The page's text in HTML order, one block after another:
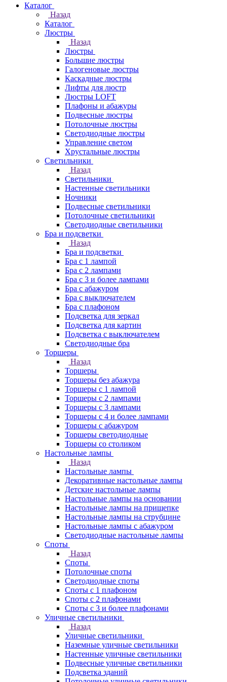
Каталог
Назад
Каталог
Люстры
Назад
Люстры
Большие люстры
Галогеновые люстры
Каскадные люстры
Лифты для люстр
Люстры LOFT
Плафоны и абажуры
Подвесные люстры
Потолочные люстры
Светодиодные люстры
Управление светом
Хрустальные люстры
Светильники
Назад
Светильники
Настенные светильники
Ночники
Подвесные светильники
Потолочные светильники
Светодиодные светильники
Бра и подсветки
Назад
Бра и подсветки
Бра с 1 лампой
Бра с 2 лампами
Бра с 3 и более лампами
Бра с абажуром
Бра с выключателем
Бра с плафоном
Подсветка для зеркал
Подсветка для картин
Подсветка с выключателем
Светодиодные бра
Торшеры
Назад
Торшеры
Торшеры без абажура
Торшеры с 1 лампой
Торшеры с 2 лампами
Торшеры с 3 лампами
Торшеры с 4 и более лампами
Торшеры с абажуром
Торшеры светодиодные
Торшеры со столиком
Настольные лампы
Назад
Настольные лампы
Декоративные настольные лампы
Детские настольные лампы
Настольные лампы на основании
Настольные лампы на прищепке
Настольные лампы на струбцине
Настольные лампы с абажуром
Светодиодные настольные лампы
Споты
Назад
Споты
Потолочные споты
Светодиодные споты
Споты с 1 плафоном
Споты с 2 плафонами
Споты с 3 и более плафонами
Уличные светильники
Назад
Уличные светильники
Наземные уличные светильники
Настенные уличные светильники
Подвесные уличные светильники
Подсветка зданий